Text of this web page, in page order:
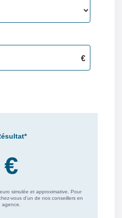
annuelles d'énergie
et 2023